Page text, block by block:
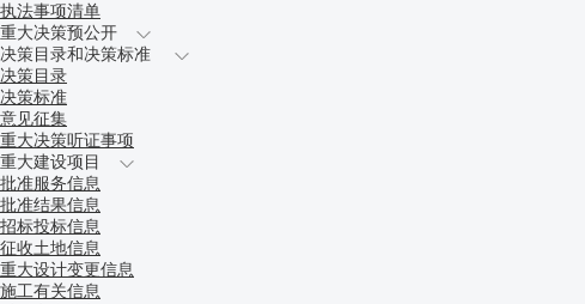
执法事项清单
重大决策预公开
决策目录和决策标准
决策目录
决策标准
意见征集
重大决策听证事项
重大建设项目
批准服务信息
批准结果信息
招标投标信息
征收土地信息
重大设计变更信息
施工有关信息